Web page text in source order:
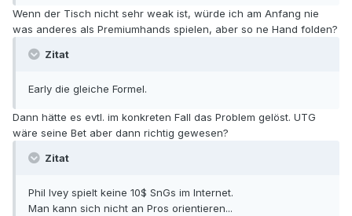
Wenn der Tisch nicht sehr weak ist, würde ich am Anfang nie
was anderes als Premiumhands spielen, aber so ne Hand folden?
Zitat
Early die gleiche Formel.
Dann hätte es evtl. im konkreten Fall das Problem gelöst. UTG
wäre seine Bet aber dann richtig gewesen?
Zitat
Phil Ivey spielt keine 10$ SnGs im Internet.
Man kann sich nicht an Pros orientieren...